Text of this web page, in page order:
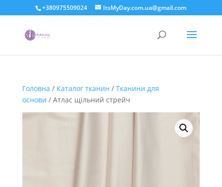
+380975509024 ItsMyDay.com.ua@gmail.com
Головна / Каталог тканин / Тканини для
основи / Атлас щільний стрейч